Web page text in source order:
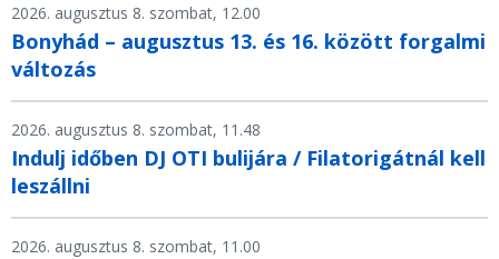
2026. augusztus 8. szombat, 12.00
Bonyhád – augusztus 13. és 16. között forgalmi
változás
2026. augusztus 8. szombat, 11.48
Indulj időben DJ OTI bulijára / Filatorigátnál kell
leszállni
2026. augusztus 8. szombat, 11.00